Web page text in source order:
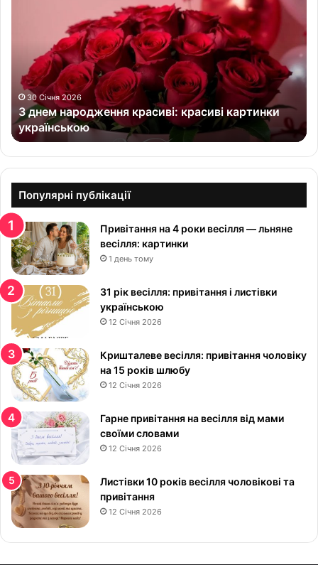
д
ж
е
н
н
к
р
а
с
и
в
і
к
р
а
с
и
в
і
к
а
р
т
и
н
к
и
30 Січня 2026
З днем народження красиві: красиві картинки
українською
Популярні публікації
Привітання на 4 роки весілля — льняне
весілля: картинки
1 день тому
31 рік весілля: привітання і листівки
українською
12 Січня 2026
Кришталеве весілля: привітання чоловіку
на 15 років шлюбу
12 Січня 2026
Гарне привітання на весілля від мами
своїми словами
12 Січня 2026
Листівки 10 років весілля чоловікові та
привітання
12 Січня 2026